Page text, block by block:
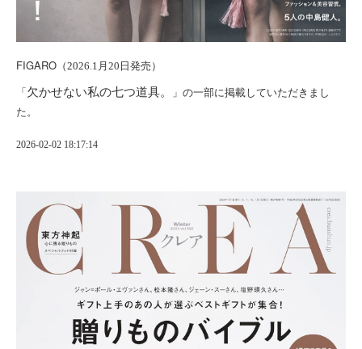
FIGARO （2026.1月20日発売）
「 欠かせない私の七つ道具。
」の一部に掲載していただきまし
た。
2026-02-02 18:17:14